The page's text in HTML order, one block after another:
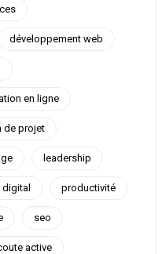
développement web
en ligne
de projet
leadership
productivité
seo
active